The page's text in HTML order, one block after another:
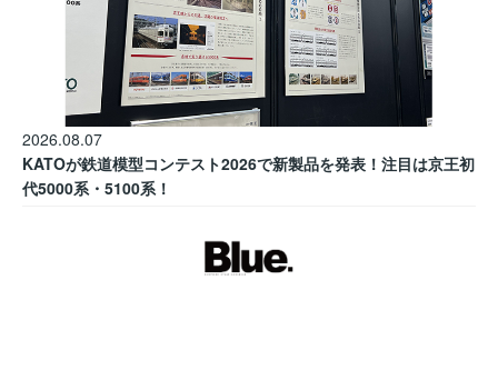
2026.08.07
KATOが鉄道模型コンテスト2026で新製品を発表！注目は京王初
代5000系・5100系！